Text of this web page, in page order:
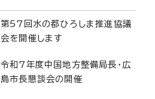
第57回水の都ひろしま推進協議
会を開催します
令和7年度中国地方整備局長・広
島市長懇談会の開催